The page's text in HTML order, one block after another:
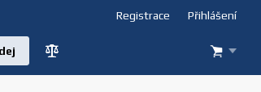
Přihlášení
Registrace